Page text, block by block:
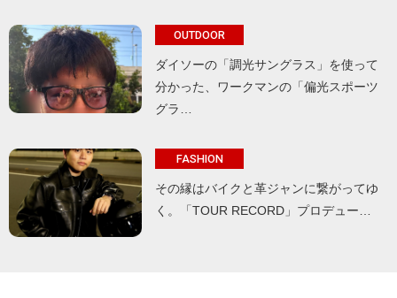
OUTDOOR
ダイソーの「調光サングラス」を使って
分かった、ワークマンの「偏光スポーツ
グラ…
FASHION
その縁はバイクと革ジャンに繋がってゆ
く。「TOUR RECORD」プロデュー…